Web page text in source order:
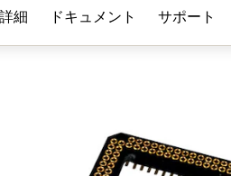
細 ドキュメント サポート